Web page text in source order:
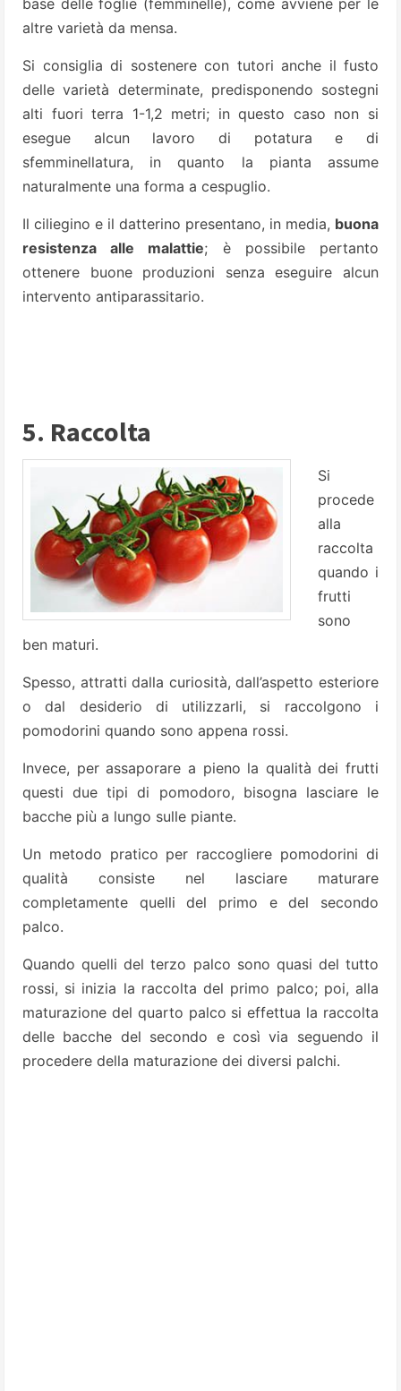
base delle foglie (femminelle), come avviene per le
altre varietà da mensa.
Si consiglia di sostenere con tutori anche il fusto
delle varietà determinate, predisponendo sostegni
alti fuori terra 1-1,2 metri; in questo caso non si
esegue alcun lavoro di potatura e di
sfemminellatura, in quanto la pianta assume
naturalmente una forma a cespuglio.
Il ciliegino e il datterino presentano, in media, buona
resistenza alle malattie; è possibile pertanto
ottenere buone produzioni senza eseguire alcun
intervento antiparassitario.
5. Raccolta
Si
procede
alla
raccolta
quando i
frutti
sono
ben maturi.
Spesso, attratti dalla curiosità, dall’aspetto esteriore
o dal desiderio di utilizzarli, si raccolgono i
pomodorini quando sono appena rossi.
Invece, per assaporare a pieno la qualità dei frutti
questi due tipi di pomodoro, bisogna lasciare le
bacche più a lungo sulle piante.
Un metodo pratico per raccogliere pomodorini di
qualità consiste nel lasciare maturare
completamente quelli del primo e del secondo
palco.
Quando quelli del terzo palco sono quasi del tutto
rossi, si inizia la raccolta del primo palco; poi, alla
maturazione del quarto palco si effettua la raccolta
delle bacche del secondo e così via seguendo il
procedere della maturazione dei diversi palchi.